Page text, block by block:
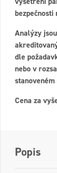
bezpečnosti
Analýzy
dle
nebo v
Cena za
Popis